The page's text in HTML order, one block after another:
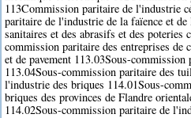
113Commission paritaire de l'industrie
paritaire de l'industrie de la faïence et
sanitaires et des abrasifs et des poteries
commission paritaire des entreprises de
et de pavement 113.03Sous-
113.04Sous-commission paritaire des
l'industrie des briques 114.01Sous-
briques des provinces de Flandre
114.02Sous-commission paritaire de